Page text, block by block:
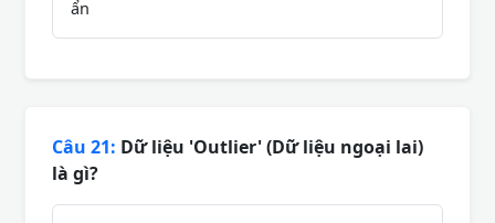
ẩn
Câu 21: Dữ liệu 'Outlier' (Dữ liệu ngoại lai)
là gì?